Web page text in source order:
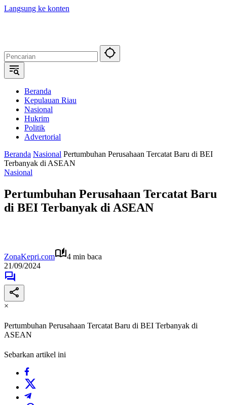
Langsung ke konten
Beranda
Kepulauan Riau
Nasional
Hukrim
Politik
Advertorial
Beranda Nasional Pertumbuhan Perusahaan Tercatat Baru di BEI
Terbanyak di ASEAN
Nasional
Pertumbuhan Perusahaan Tercatat Baru
di BEI Terbanyak di ASEAN
ZonaKepri.com
4 min baca
21/09/2024
×
Pertumbuhan Perusahaan Tercatat Baru di BEI Terbanyak di
ASEAN
Sebarkan artikel ini